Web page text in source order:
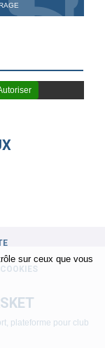
plateforme pour club
sur ceux que vous